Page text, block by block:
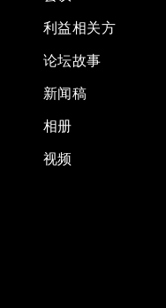
利益相关方
论坛故事
新闻稿
相册
视频